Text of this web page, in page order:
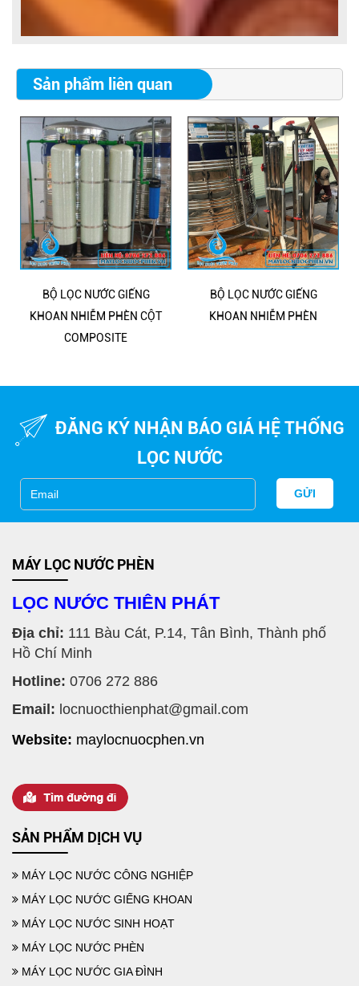
LẮP ĐẶT HỆ THỐNG LỌC NƯỚC PHÈN
MÁY LỌC NƯỚC GIẾNG KHOAN TỐT NHẤT CHO GIA ĐÌNH
Sản phẩm liên quan
BỘ LỌC NƯỚC GIẾNG
KHOAN NHIỄM PHÈN CỘT
COMPOSITE
BỘ LỌC NƯỚC GIẾNG
KHOAN NHIỄM PHÈN
ĐĂNG KÝ NHẬN BÁO GIÁ HỆ THỐNG
LỌC NƯỚC
GỬI
MÁY LỌC NƯỚC PHÈN
LỌC NƯỚC THIÊN PHÁT
Địa chỉ: 111 Bàu Cát, P.14, Tân Bình, Thành phố
Hồ Chí Minh
Hotline: 0706 272 886
Email: locnuocthienphat@gmail.com
Website: maylocnuocphen.vn
SẢN PHẨM DỊCH VỤ
MÁY LỌC NƯỚC CÔNG NGHIỆP
MÁY LỌC NƯỚC GIẾNG KHOAN
MÁY LỌC NƯỚC SINH HOẠT
MÁY LỌC NƯỚC PHÈN
MÁY LỌC NƯỚC GIA ĐÌNH